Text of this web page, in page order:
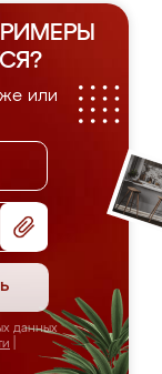
или
данных